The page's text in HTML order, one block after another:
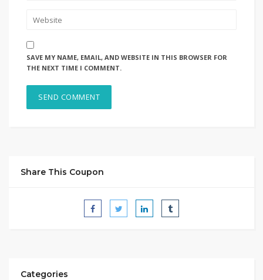
SAVE MY NAME, EMAIL, AND WEBSITE IN THIS BROWSER FOR
THE NEXT TIME I COMMENT.
Share This Coupon
Categories